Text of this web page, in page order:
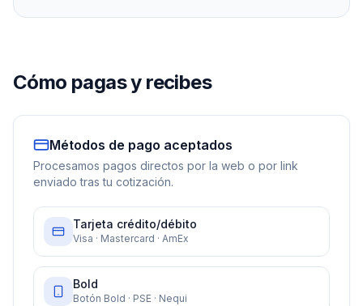
Cómo pagas y recibes
Métodos de pago aceptados
Procesamos pagos directos por la web o por link
enviado tras tu cotización.
Tarjeta crédito/débito
Visa · Mastercard · AmEx
Bold
Botón Bold · PSE · Nequi